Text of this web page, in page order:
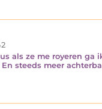
als ze me royeren ga
steeds meer